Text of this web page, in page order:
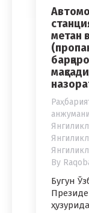
метан
By
Бугун